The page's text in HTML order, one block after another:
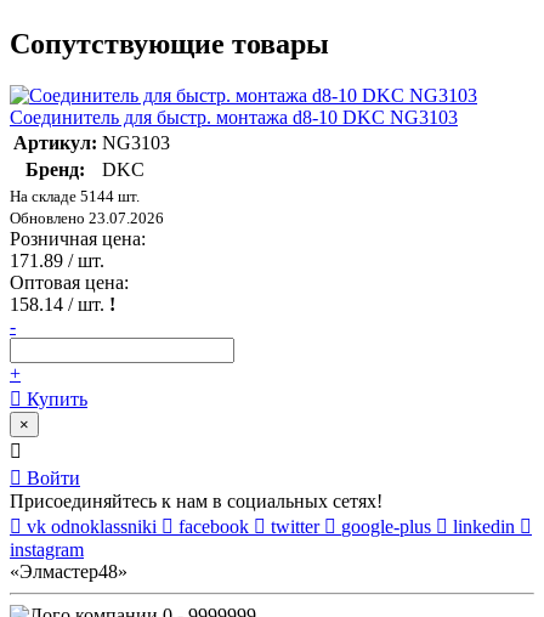
Сопутствующие товары
Соединитель для быстр. монтажа d8-10 DKC NG3103
Артикул: NG3103
Бренд:
DKC
На складе 5144 шт.
Обновлено 23.07.2026
Розничная цена:
171.89 / шт.
Оптовая цена:
158.14 / шт. !
-
+
Купить
×
Войти
Присоединяйтесь к нам в социальных сетях!
vk odnoklassniki facebook twitter google-plus
linkedin
instagram
«Элмастер48»